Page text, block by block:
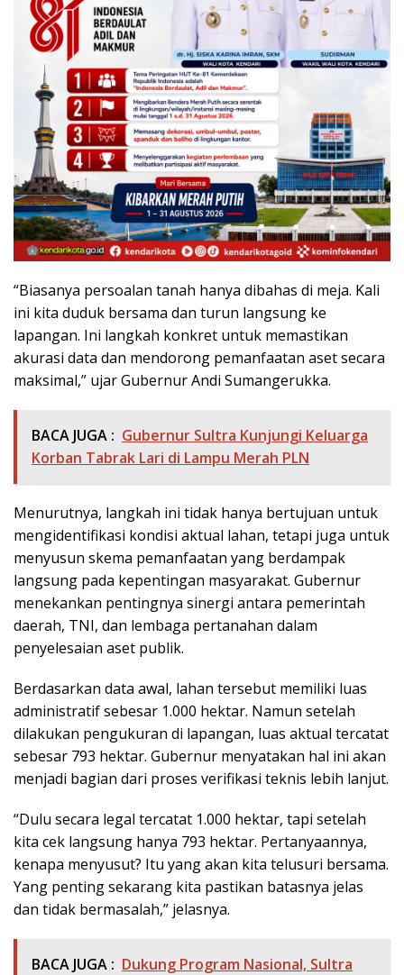
“Biasanya persoalan tanah hanya dibahas di meja. Kali
ini kita duduk bersama dan turun langsung ke
lapangan. Ini langkah konkret untuk memastikan
akurasi data dan mendorong pemanfaatan aset secara
maksimal,” ujar Gubernur Andi Sumangerukka.
BACA JUGA : Gubernur Sultra Kunjungi Keluarga
Korban Tabrak Lari di Lampu Merah PLN
Menurutnya, langkah ini tidak hanya bertujuan untuk
mengidentifikasi kondisi aktual lahan, tetapi juga untuk
menyusun skema pemanfaatan yang berdampak
langsung pada kepentingan masyarakat. Gubernur
menekankan pentingnya sinergi antara pemerintah
daerah, TNI, dan lembaga pertanahan dalam
penyelesaian aset publik.
Berdasarkan data awal, lahan tersebut memiliki luas
administratif sebesar 1.000 hektar. Namun setelah
dilakukan pengukuran di lapangan, luas aktual tercatat
sebesar 793 hektar. Gubernur menyatakan hal ini akan
menjadi bagian dari proses verifikasi teknis lebih lanjut.
“Dulu secara legal tercatat 1.000 hektar, tapi setelah
kita cek langsung hanya 793 hektar. Pertanyaannya,
kenapa menyusut? Itu yang akan kita telusuri bersama.
Yang penting sekarang kita pastikan batasnya jelas
dan tidak bermasalah,” jelasnya.
BACA JUGA : Dukung Program Nasional, Sultra